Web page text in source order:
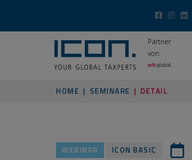
Partner
von:
HOME SEMINARE DETAIL
WEBINAR ICON BASIC